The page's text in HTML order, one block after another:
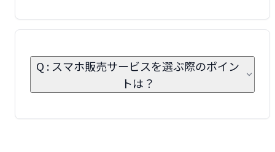
Q : スマホ販売サービスを選ぶ際のポイン
トは？